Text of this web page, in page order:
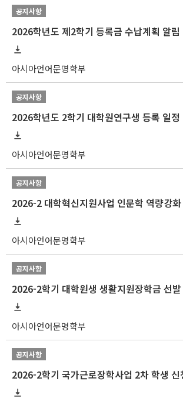
공지사항
2026학년도 제2학기 등록금 수납계획 알림
아시아언어문명학부
공지사항
2026학년도 2학기 대학원연구생 등록 일정
아시아언어문명학부
공지사항
아시아언어문명학부
공지사항
2026-2학기 대학원생 생활지원장학금 선
아시아언어문명학부
공지사항
2026-2학기 국가근로장학사업 2차 학생 신